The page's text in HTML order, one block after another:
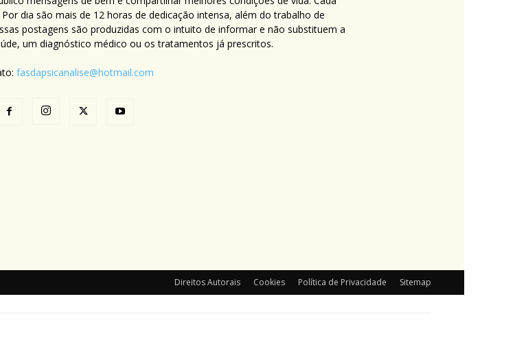
dia são mais de 12 horas de dedicação intensa, além do trabalho de
postagens são produzidas com o intuito de informar e não substituem a
um diagnóstico médico ou os tratamentos já prescritos.
fasdapsicanalise@hotmail.com
Direitos Autorais Cookies Política de Privacidade Sitemap